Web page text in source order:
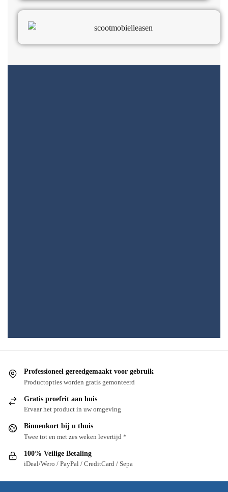
Professioneel gereedgemaakt voor gebruik
Productopties worden gratis gemonteerd
Gratis proefrit aan huis
Ervaar het product in uw omgeving
Binnenkort bij u thuis
Twee tot en met zes weken levertijd *
100% Veilige Betaling
iDeal/Wero / PayPal / CreditCard / Sepa